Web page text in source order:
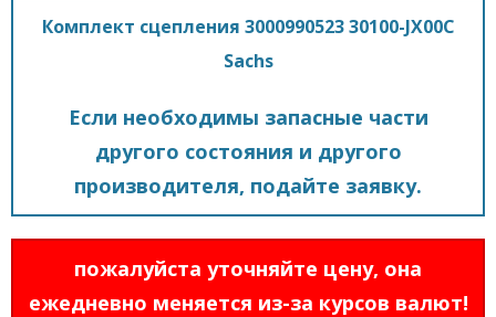
Комплект сцепления 3000990523 30100-JX00C
Sachs
Если необходимы запасные части
другого состояния и другого
производителя, подайте заявку.
пожалуйста уточняйте цену, она
ежедневно меняется из-за курсов валют!